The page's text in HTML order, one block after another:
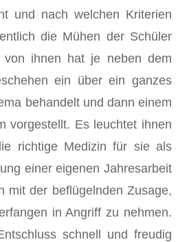
und nach welchen Kriterien
die Mühen der Schüler
von ihnen hat je neben dem
ein über ein ganzes
behandelt und dann einem
vorgestellt. Es leuchtet ihnen
richtige Medizin für sie als
einer eigenen Jahresarbeit
mit der beflügelnden Zusage,
in Angriff zu nehmen.
schnell und freudig